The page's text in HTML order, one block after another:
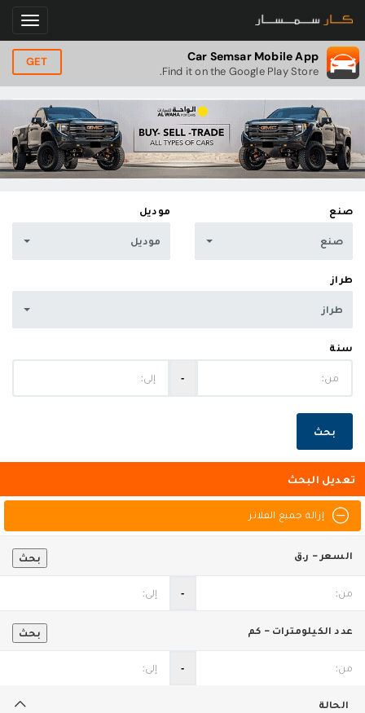
Car Semsar Mobile App
Find it on the Google Play Store.
GET
صنع
صنع
موديل
موديل
طراز
طراز
سنة
‐
بحث
تعديل البحث
إزالة جميع الفلاتر
بحث السعر - ر.ق
‐
بحث عدد الكيلومترات - كم
‐
الحالة